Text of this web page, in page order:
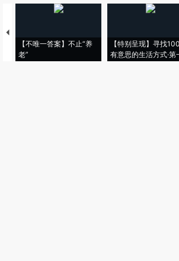
【不唯一答案】不止“养
老”
【特别呈现】寻找
有意思的生活方式·第